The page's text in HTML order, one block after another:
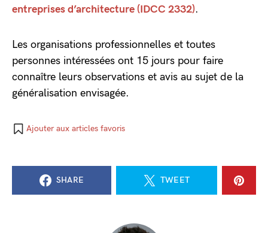
entreprises d’architecture (IDCC 2332).
Les organisations professionnelles et toutes
personnes intéressées ont 15 jours pour faire
connaître leurs observations et avis au sujet de la
généralisation envisagée.
Ajouter aux articles favoris
SHARE TWEET